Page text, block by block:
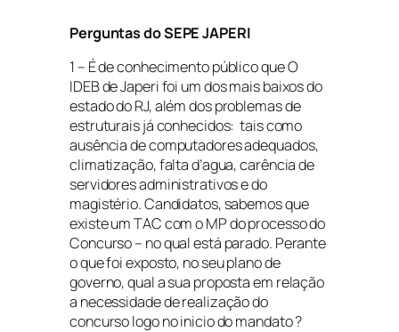
Perguntas do SEPE JAPERI
1 – É de conhecimento público que O
IDEB de Japeri foi um dos mais baixos do
estado do RJ, além dos problemas de
estruturais já conhecidos: tais como
ausência de computadores adequados,
climatização, falta d’agua, carência de
servidores administrativos e do
magistério. Candidatos, sabemos que
existe um TAC com o MP do processo do
Concurso – no qual está parado. Perante
o que foi exposto, no seu plano de
governo, qual a sua proposta em relação
a necessidade de realização do
concurso logo no inicio do mandato ?